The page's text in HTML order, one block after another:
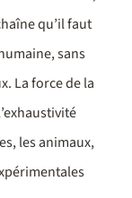
qu’il faut
sans
La force de la
les animaux,